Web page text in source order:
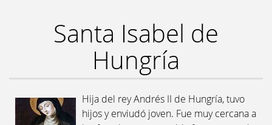
Santa Isabel de
Hungría
Hija del rey Andrés II de Hungría, tuvo
hijos y enviudó joven. Fue muy cercana a